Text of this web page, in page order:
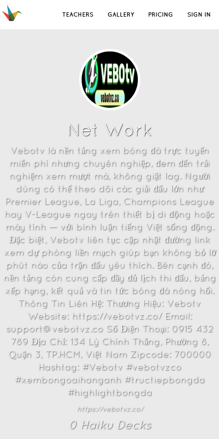
TEACHERS GALLERY PRICING SIGN IN
Net Work
Vebotv là nền tảng xem bóng đá trực tuyến
miễn phí nhưng chuyên nghiệp, đem đến trải
nghiệm xem mượt mà, không giật lag. Người
dùng có thể theo dõi các giải đấu lớn như
Premier League, La Liga, Champions League
hay V-League ngay trên thiết bị di động hoặc
máy tính — với bình luận tiếng Việt sống động.
Đặc biệt, Vebotv liên tục cập nhật đường link
xem dự phòng liền mạch giúp bạn không bỏ lỡ
phút nào của trận đấu yêu thích. Bên cạnh đó,
nền tảng còn cung cấp đầy đủ lịch thi đấu, bảng
xếp hạng, kết quả và tin tức bóng đá nóng hổi.
Thông Tin Liên Hệ: Thương Hiệu: Vebotv
Website: https://vebotvz.co/ Email:
support@vebotvz.co Số Điện Thoại: 0915 432
789 Địa Chỉ: 134 Lý Chính Thắng, Phường 8,
Quận 3, TP.HCM, Việt Nam Zipcode: 700000
Hashtag: #Vebotv #vebotvzco
#xembongoaihanganh #tructiepbongda
#highlightbongda
https://vebotvz.co/
0Haiku Decks